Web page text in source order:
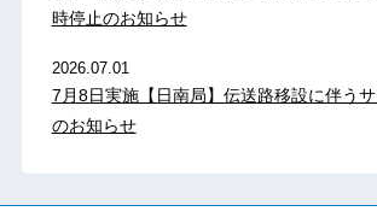
時停止のお知らせ
2026.07.01
7月8日実施【日南局】伝送路移設に伴う
のお知らせ